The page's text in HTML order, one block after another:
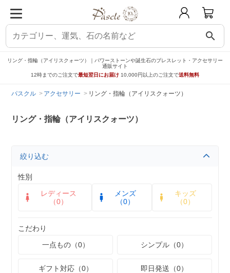
search
リング・指輪（アイリスクォーツ）｜パワーストーンや誕生石のブレスレット・アクセサリー
通販サイト
12時までのご注文で最短翌日にお届け 10,000円以上のご注文で送料無料
パスクル アクセサリー リング・指輪（アイリスクォーツ）
リング・指輪（アイリスクォーツ）
絞り込む
性別
レディース
（0）
メンズ
（0）
キッズ
（0）
こだわり
一点もの（0）
シンプル（0）
ギフト対応（0） 即日発送（0）